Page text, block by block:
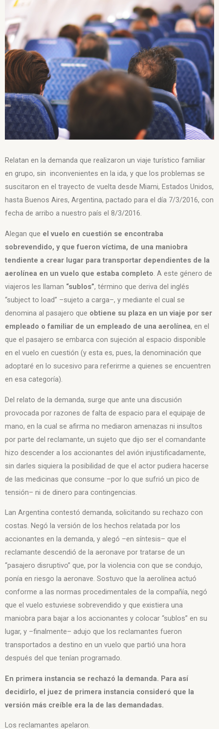
Relatan en la demanda que realizaron un viaje turístico familiar
en grupo, sin inconvenientes en la ida, y que los problemas se
suscitaron en el trayecto de vuelta desde Miami, Estados Unidos,
hasta Buenos Aires, Argentina, pactado para el día 7/3/2016, con
fecha de arribo a nuestro país el 8/3/2016.
Alegan que el vuelo en cuestión se encontraba
sobrevendido, y que fueron víctima, de una maniobra
tendiente a crear lugar para transportar dependientes de la
aerolínea en un vuelo que estaba completo. A este género de
viajeros les llaman “sublos”, término que deriva del inglés
“subject to load” –sujeto a carga–, y mediante el cual se
denomina al pasajero que obtiene su plaza en un viaje por ser
empleado o familiar de un empleado de una aerolínea, en el
que el pasajero se embarca con sujeción al espacio disponible
en el vuelo en cuestión (y esta es, pues, la denominación que
adoptaré en lo sucesivo para referirme a quienes se encuentren
en esa categoría).
Del relato de la demanda, surge que ante una discusión
provocada por razones de falta de espacio para el equipaje de
mano, en la cual se afirma no mediaron amenazas ni insultos
por parte del reclamante, un sujeto que dijo ser el comandante
hizo descender a los accionantes del avión injustificadamente,
sin darles siquiera la posibilidad de que el actor pudiera hacerse
de las medicinas que consume –por lo que sufrió un pico de
tensión– ni de dinero para contingencias.
Lan Argentina contestó demanda, solicitando su rechazo con
costas. Negó la versión de los hechos relatada por los
accionantes en la demanda, y alegó –en síntesis– que el
reclamante descendió de la aeronave por tratarse de un
“pasajero disruptivo” que, por la violencia con que se condujo,
ponía en riesgo la aeronave. Sostuvo que la aerolínea actuó
conforme a las normas procedimentales de la compañía, negó
que el vuelo estuviese sobrevendido y que existiera una
maniobra para bajar a los accionantes y colocar “sublos” en su
lugar, y –finalmente– adujo que los reclamantes fueron
transportados a destino en un vuelo que partió una hora
después del que tenían programado.
En primera instancia se rechazó la demanda. Para así
decidirlo, el juez de primera instancia consideró que la
versión más creíble era la de las demandadas.
Los reclamantes apelaron.